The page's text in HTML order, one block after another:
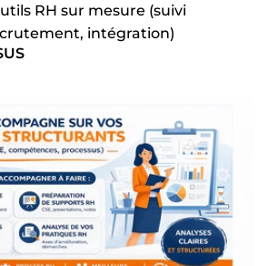
RH sur mesure (suivi
intégration)